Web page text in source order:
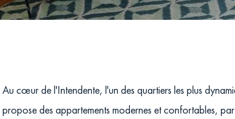
Au cœur de l'Intendente, l'un des quartiers les plus
propose des appartements modernes et confortables,